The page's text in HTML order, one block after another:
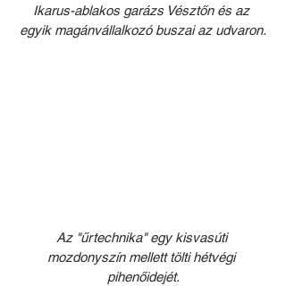
Ikarus-ablakos garázs Vésztőn és az
egyik magánvállalkozó buszai az udvaron.
Az "űrtechnika" egy kisvasúti
mozdonyszín mellett tölti hétvégi
pihenőidejét.